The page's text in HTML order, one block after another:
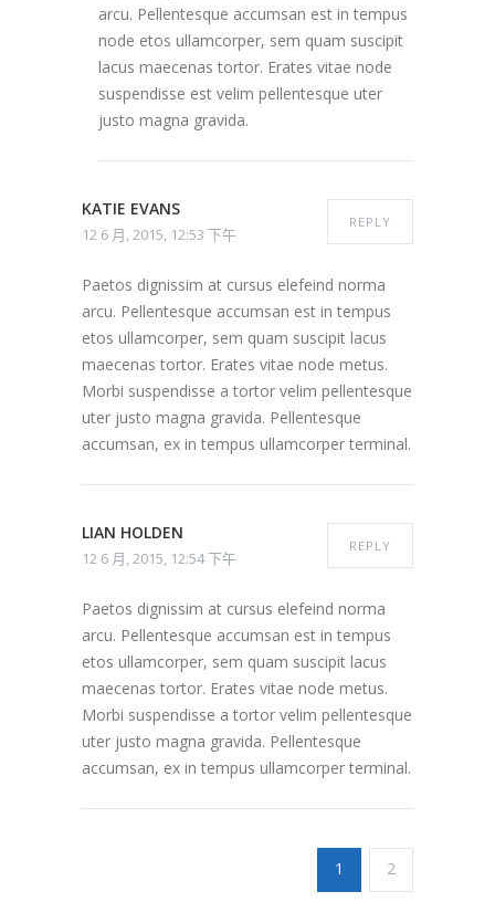
arcu. Pellentesque accumsan est in tempus
node etos ullamcorper, sem quam suscipit
lacus maecenas tortor. Erates vitae node
suspendisse est velim pellentesque uter
justo magna gravida.
KATIE EVANS
12 6 月, 2015, 12:53 下午
REPLY
Paetos dignissim at cursus elefeind norma
arcu. Pellentesque accumsan est in tempus
etos ullamcorper, sem quam suscipit lacus
maecenas tortor. Erates vitae node metus.
Morbi suspendisse a tortor velim pellentesque
uter justo magna gravida. Pellentesque
accumsan, ex in tempus ullamcorper terminal.
LIAN HOLDEN
12 6 月, 2015, 12:54 下午
REPLY
Paetos dignissim at cursus elefeind norma
arcu. Pellentesque accumsan est in tempus
etos ullamcorper, sem quam suscipit lacus
maecenas tortor. Erates vitae node metus.
Morbi suspendisse a tortor velim pellentesque
uter justo magna gravida. Pellentesque
accumsan, ex in tempus ullamcorper terminal.
1 2